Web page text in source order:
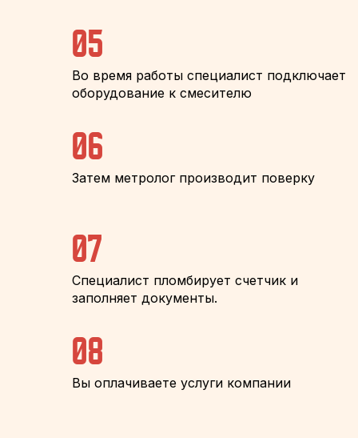
05
Во время работы специалист подключает
оборудование к смесителю
06
Затем метролог производит поверку
07
Специалист пломбирует счетчик и
заполняет документы.
08
Вы оплачиваете услуги компании